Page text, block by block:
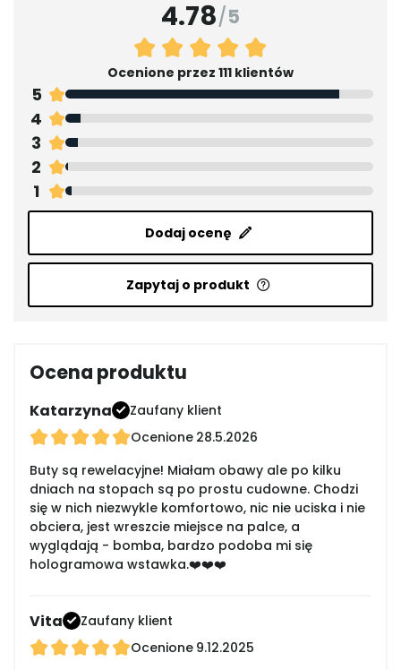
4.78/5
Ocenione przez 111 klientów
5
4
3
2
1
Dodaj ocenę
Zapytaj o produkt
Ocena produktu
Katarzyna
Zaufany klient
Ocenione 28.5.2026
Buty są rewelacyjne! Miałam obawy ale po kilku
dniach na stopach są po prostu cudowne. Chodzi
się w nich niezwykle komfortowo, nic nie uciska i nie
obciera, jest wreszcie miejsce na palce, a
wyglądają - bomba, bardzo podoba mi się
hologramowa wstawka.❤️❤️❤️
Vita
Zaufany klient
Ocenione 9.12.2025